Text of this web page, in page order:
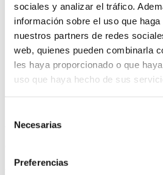
sociales y analizar el tráfico.
información sobre el uso que
nuestros partners de redes
web, quienes pueden combinarla
les haya proporcionado o que
uso que haya hecho de sus
Necesarias
Preferencias
adquiriendo este producto